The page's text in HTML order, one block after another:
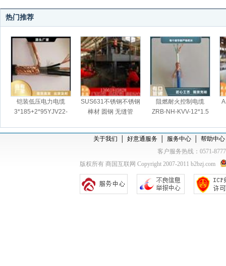
热门推荐
铠装低压电力电缆
3*185+2*95YJV22-
SUS631不锈钢不锈钢
棒材 圆钢 无缝管
阻燃耐火控制电缆
ZRB-NH-KVV-12*1.5
关于我们 好意通服务 服务中心
帮助中心
客户服务热线：0571-
版权所有 商国互联网 Copyright 2007-2011 b2bzj.com